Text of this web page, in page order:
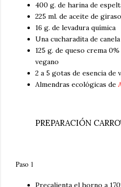
400 g. de harina de
225 ml. de aceite de
16 g. de levadura química
Una cucharadita de canela
125 g. de queso crema
vegano
2 a 5 gotas de esencia de
Almendras ecológicas de
PREPARACIÓN
Paso 1
Precalienta el horno a